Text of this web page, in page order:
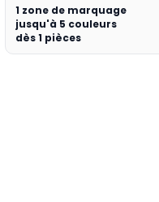
1 zone de marquage
jusqu'à 5 couleurs
dès 1 pièces